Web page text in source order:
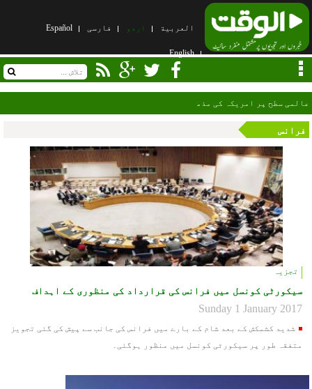
العربیة اردو فارسی Español
English
عالمی سطح پر امریکہ کی مذمت، سیکورٹی کونسل کا ہنگامی اجلاس طلب
فرانس
تجزیہ
سیکورٹی کونسل میں فرانس کی قرارداد کی منظوری کے اہداف
Sunday 1 January 2017
شدید کشمکش کے بعد شام کے بارے میں فرانس کی جانب سے پیش کی گئی تجویز
متفقہ طور پر سیکورٹی کونسل میں منظور ہوگئی۔